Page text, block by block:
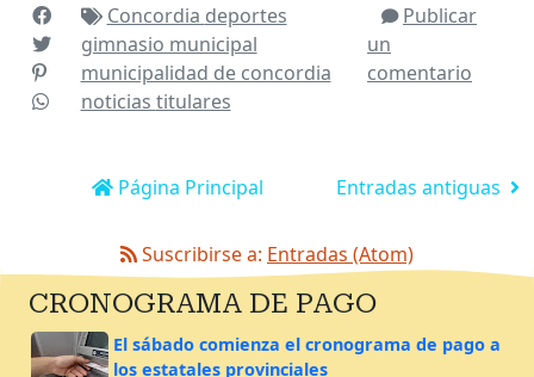
Concordia deportes
gimnasio municipal
municipalidad de concordia
noticias titulares
Publicar
un
comentario
Entradas antiguas
Página Principal
Suscribirse a: Entradas (Atom)
CRONOGRAMA DE PAGO
El sábado comienza el cronograma de pago a
los estatales provinciales